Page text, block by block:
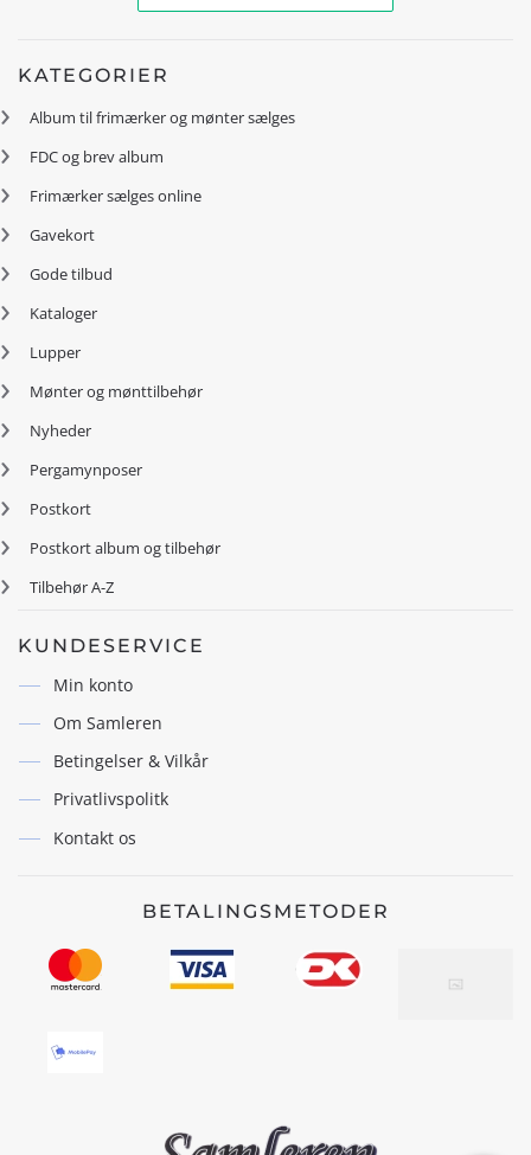
KATEGORIER
Album til frimærker og mønter sælges
FDC og brev album
Frimærker sælges online
Gavekort
Gode tilbud
Kataloger
Lupper
Mønter og mønttilbehør
Nyheder
Pergamynposer
Postkort
Postkort album og tilbehør
Tilbehør A-Z
KUNDESERVICE
Min konto
Om Samleren
Betingelser & Vilkår
Privatlivspolitk
Kontakt os
BETALINGSMETODER